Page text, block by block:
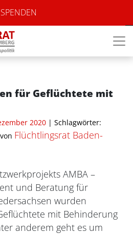
SPENDEN
für Geflüchtete mit
2020 | Schlagwörter:
von Flüchtlingsrat Baden-
AMBA –
und Beratung für
wurden
mit Behinderung
anderem geht es um